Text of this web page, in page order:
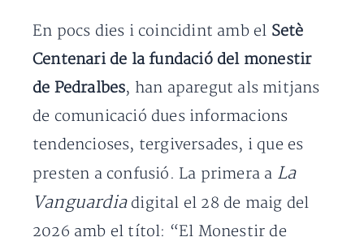
En pocs dies i coincidint amb el Setè
Centenari de la fundació del monestir
de Pedralbes, han aparegut als mitjans
de comunicació dues informacions
tendencioses, tergiversades, i que es
presten a confusió. La primera a La
Vanguardia digital el 28 de maig del
2026 amb el títol: “El Monestir de